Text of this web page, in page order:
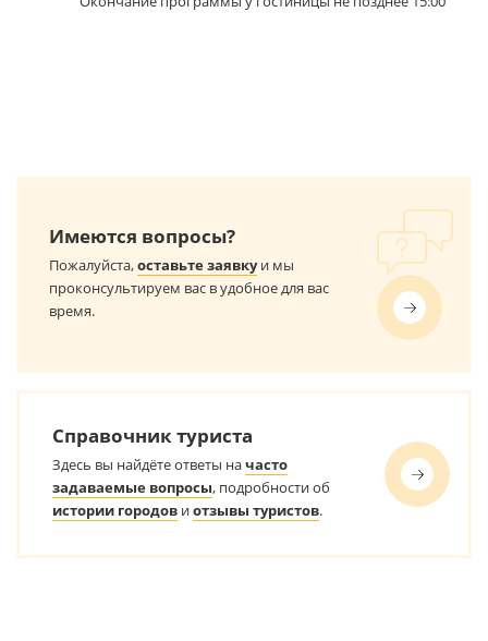
Имеются вопросы?
Пожалуйста,оставьте заявкуи мы
проконсультируем вас в удобное для вас
время.
Справочник туриста
Здесь вы найдёте ответы начасто
задаваемые вопросы, подробности об
истории городов иотзывы туристов.